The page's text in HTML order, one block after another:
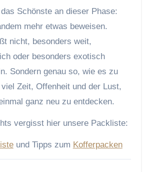
Schönste an dieser Phase:
mehr etwas beweisen.
nicht, besonders weit,
oder besonders exotisch
Sondern genau so, wie es zu
Zeit, Offenheit und der Lust,
ganz neu zu entdecken.
vergisst hier unsere Packliste:
und Tipps zum Kofferpacken